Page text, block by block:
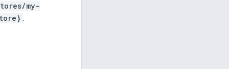
my-
.